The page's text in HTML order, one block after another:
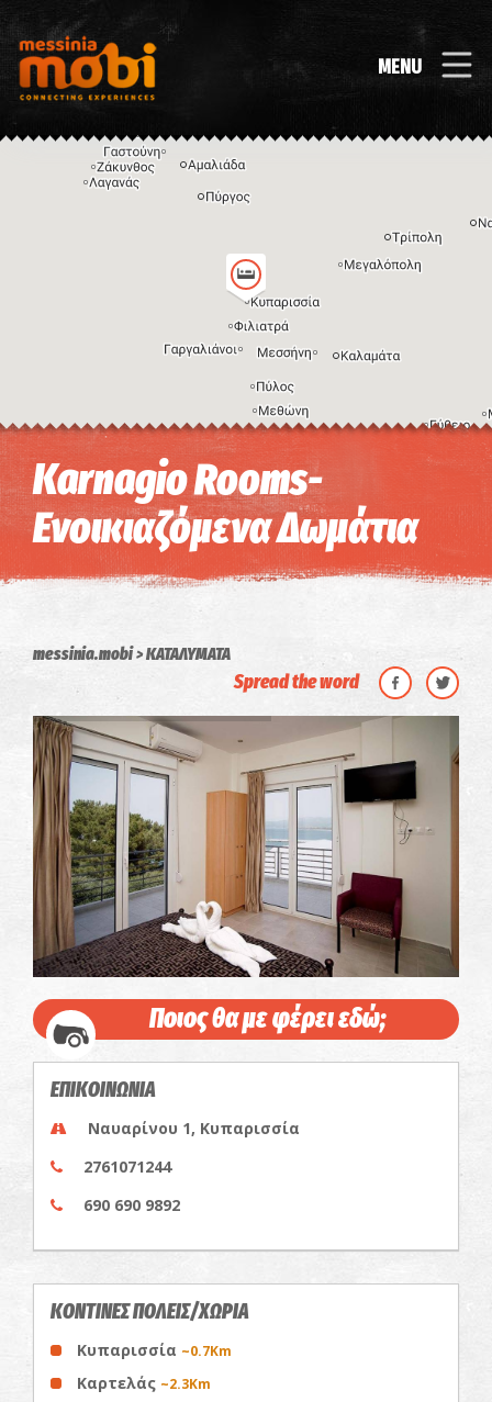
MENU
Η εικόνα ενδέχεται να υπόκειται σε πνευματικά δικαιώματα Όροι
Karnagio Rooms-
Ενοικιαζόμενα Δωμάτια
messinia.mobi ΚΑΤΑΛΥΜΑΤΑ
Spread the word
Ποιος θα με φέρει εδώ;
ΕΠΙΚΟΙΝΩΝΙΑ
Ναυαρίνου 1, Κυπαρισσία
2761071244
690 690 9892
ΚΟΝΤΙΝΕΣ ΠΟΛΕΙΣ/ΧΩΡΙΑ
Κυπαρισσία ~0.7Km
Καρτελάς ~2.3Km